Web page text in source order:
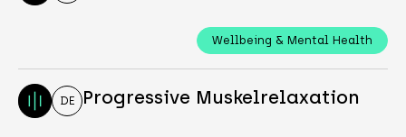
Wellbeing & Mental Health
DE Progressive Muskelrelaxation